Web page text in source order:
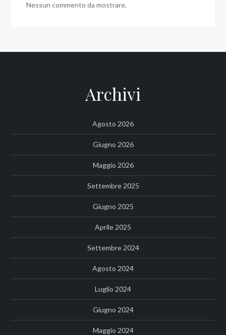
Nessun commento da mostrare.
Archivi
Agosto 2026
Giugno 2026
Maggio 2026
Settembre 2025
Giugno 2025
Aprile 2025
Settembre 2024
Agosto 2024
Luglio 2024
Giugno 2024
Maggio 2024